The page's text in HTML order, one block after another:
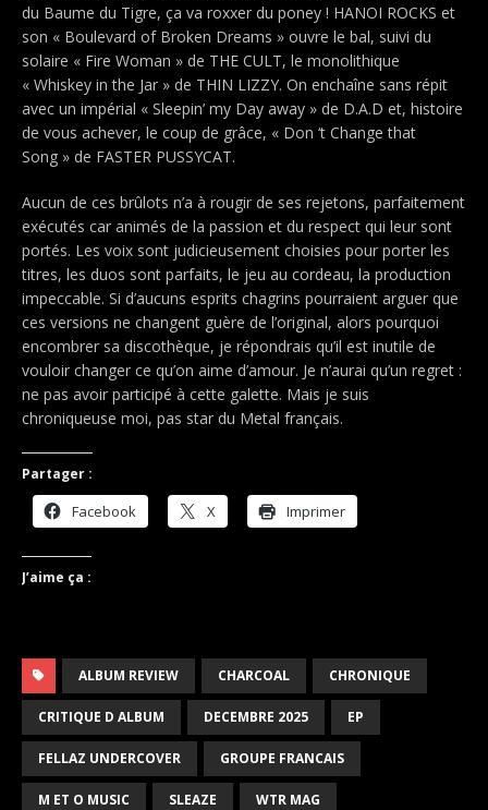
du Baume du Tigre, ça va roxxer du poney ! HANOI ROCKS et
son « Boulevard of Broken Dreams » ouvre le bal, suivi du
solaire « Fire Woman » de THE CULT, le monolithique
« Whiskey in the Jar » de THIN LIZZY. On enchaîne sans répit
avec un impérial « Sleepin’ my Day away » de D.A.D et, histoire
de vous achever, le coup de grâce, « Don ‘t Change that
Song » de FASTER PUSSYCAT.
Aucun de ces brûlots n’a à rougir de ses rejetons, parfaitement
exécutés car animés de la passion et du respect qui leur sont
portés. Les voix sont judicieusement choisies pour porter les
titres, les duos sont parfaits, le jeu au cordeau, la production
impeccable. Si d’aucuns esprits chagrins pourraient arguer que
ces versions ne changent guère de l’original, alors pourquoi
encombrer sa discothèque, je répondrais qu’il est inutile de
vouloir changer ce qu’on aime d’amour. Je n’aurai qu’un regret :
ne pas avoir participé à cette galette. Mais je suis
chroniqueuse moi, pas star du Metal français.
Partager :
Facebook X Imprimer
J’aime ça :
ALBUM REVIEW CHARCOAL CHRONIQUE
CRITIQUE D ALBUM DECEMBRE 2025 EP
FELLAZ UNDERCOVER GROUPE FRANCAIS
M ET O MUSIC SLEAZE WTR MAG